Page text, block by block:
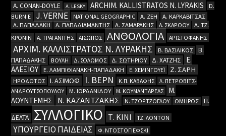
A. CΟΝΑΝ-DOYLE A. LESKY ARCHIM. KALLISTRATOS N. LYRAKIS
D.
BURNIE
J. VERNE NATIONAL GEOGRAPHIC Α. ΖΕΗ
Α. ΚΑΡΚΑΒΙΤΣΑΣ
Α. ΠΑΠΑΔΑΚΗ
Α. ΠΑΠΑΔΙΑΜΑΝΤΗΣ Α. ΣΑΜΑΡΑΚΗΣ Α. ΣΚΑΡΟΟΥ
Α. ΤΖ.
ΚΡΟΝΙΝ
Α. ΤΡΑΓΑΝΙΤΗΣ ΑΙΣΩΠΟΣ ΑΝΘΟΛΟΓΙΑ ΑΡΙΣΤΟΦΑΝΗΣ
ΑΡΧΙΜ. ΚΑΛΛΙΣΤΡΑΤΟΣ Ν. ΛΥΡΑΚΗΣ Β. ΒΑΣΙΛΙΚΟΣ
Β.
ΠΑΠΑΔΑΚΗΣ
ΒΟΥΛΗ Δ. ΣΟΛΩΜΟΣ Δ. ΣΩΤΗΡΙΟΥ Δ. ΧΑΤΖΗΣ
Ε.
ΑΛΕΞΙΟΥ
Ε. ΛΑΜΠΙΘΙΑΝΑΚΗ-ΠΑΠΑΔΑΚΗ Ε. ΧΕΜΙΝΓΟΥΕΪ Ζ. ΣΑΡΗ
ΗΡΟΔΟΤΟΣ Ι. ΑΣΙΜΩΦ Ι. ΒΕΡΝ Κ.Π. ΚΑΒΑΦΗΣ
Λ. ΠΕΤΡΟΒΙΤΣ-
ΑΝΔΡΟΥΤΣΟΠΟΥΛΟΥ
Μ. ΙΟΡΔΑΝΙΔΟΥ Μ. ΚΟΥΜΑΝΤΑΡΕΑΣ
Μ.
ΛΟΥΝΤΕΜΗΣ
Ν. ΚΑΖΑΝΤΖΑΚΗΣ Ν. ΤΖΩΡΤΖΟΓΛΟΥ ΟΜΗΡΟΣ
Π.
ΔΕΛΤΑ
ΣΥΛΛΟΓΙΚΟ Τ. ΚΙΝΙ ΤΖ. ΛΟΝΤΟΝ
ΥΠΟΥΡΓΕΙΟ ΠΑΙΔΕΙΑΣ Φ. ΝΤΟΣΤΟΓΙΕΦΣΚΙ